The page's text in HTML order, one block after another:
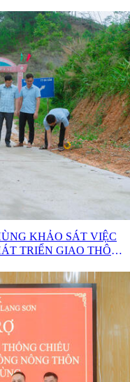
KHẢO SÁT VIỆC
TRIỂN GIAO THÔNG